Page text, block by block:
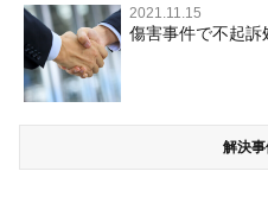
銃刀法違反
風営法・風適法
自首・出頭の不安や悩みを解
業務妨害
公務執行妨害
公然わいせつ罪，わいせつ
児童ポルノ，リベンジポルノ
風営法・風適法違反
盗品売買・譲り受け等
知的財産と刑事事件
危険ドラッグ
無免許運転
飲酒運転
商標法違反
放火・失火
犯罪収益移転防止法違反
ストーカー事件
取調べの注意点
少年事件の手続と特色
少年事件の処分
2021.11.15
傷害事件で不起訴
解決